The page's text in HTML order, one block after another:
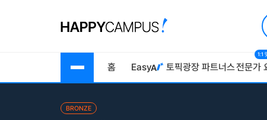
홈 Easy 토픽광장 파트너스전문가
1:1
BRONZE